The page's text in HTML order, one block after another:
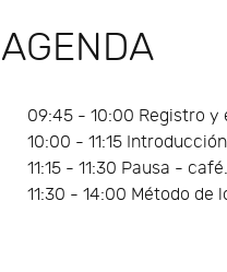
AGENDA
09:45 - 10:00 Registro
10:00 - 11:15
11:15 - 11:30 Pausa - café.
11:30 - 14:00 Método de